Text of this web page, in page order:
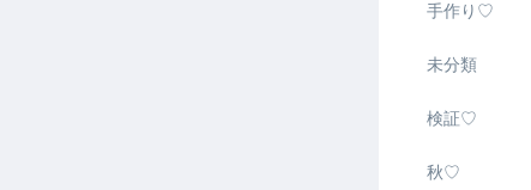
手作り♡
未分類
検証♡
秋♡